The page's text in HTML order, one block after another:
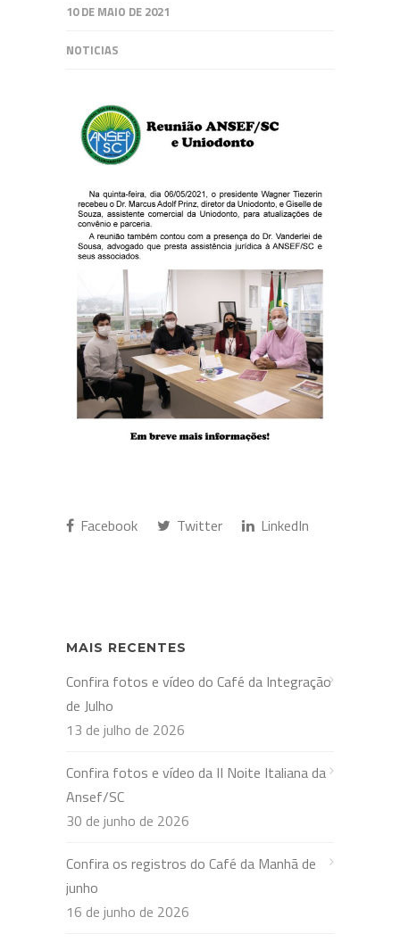
10 DE MAIO DE 2021
NOTICIAS
Facebook Twitter LinkedIn
MAIS RECENTES
Confira fotos e vídeo do Café da Integração
de Julho
13 de julho de 2026
Confira fotos e vídeo da II Noite Italiana da
Ansef/SC
30 de junho de 2026
Confira os registros do Café da Manhã de
junho
16 de junho de 2026